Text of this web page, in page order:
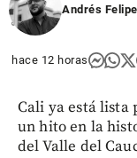
share
Andrés
hace 12 horas
Cali ya está lista
un hito en la
del Valle del